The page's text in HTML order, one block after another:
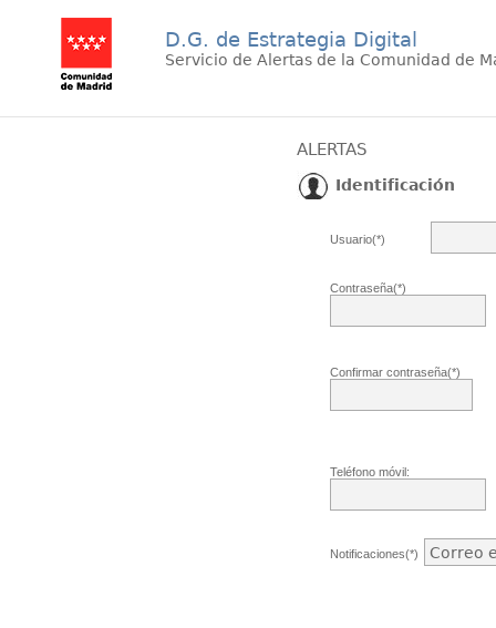
D.G. de Estrategia Digital
Servicio de Alertas de la Comunidad de
ALERTAS
Identificación
Usuario(*)
Contraseña(*)
Confirmar contraseña(*)
Teléfono móvil:
Notificaciones(*)